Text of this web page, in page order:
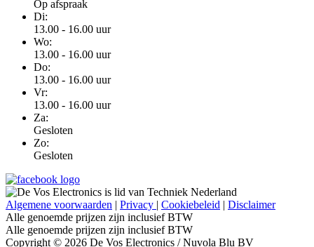
Op afspraak
Di:
13.00 - 16.00 uur
Wo:
13.00 - 16.00 uur
Do:
13.00 - 16.00 uur
Vr:
13.00 - 16.00 uur
Za:
Gesloten
Zo:
Gesloten
Algemene voorwaarden | Privacy | Cookiebeleid | Disclaimer
Alle genoemde prijzen zijn inclusief BTW
Alle genoemde prijzen zijn inclusief BTW
Copyright © 2026 De Vos Electronics / Nuvola Blu BV